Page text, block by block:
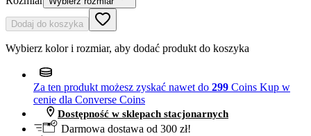
Dodaj do koszyka
Wybierz kolor i rozmiar, aby dodać produkt do koszyka
Za ten produkt możesz zyskać nawet do 299 Coins Kup w
cenie dla Converse Coins
Dostępność w sklepach stacjonarnych
Darmowa dostawa od 300 zł!